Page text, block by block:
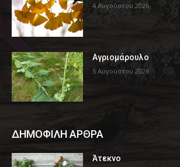
4 Αυγούστου 2026
Αγριομάρουλο
5 Αυγούστου 2026
ΔΗΜΟΦΙΛΗ ΑΡΘΡΑ
Άτεκνο